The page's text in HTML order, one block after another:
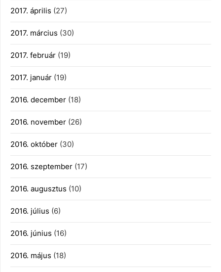
2017. április (27)
2017. március (30)
2017. február (19)
2017. január (19)
2016. december (18)
2016. november (26)
2016. október (30)
2016. szeptember (17)
2016. augusztus (10)
2016. július (6)
2016. június (16)
2016. május (18)